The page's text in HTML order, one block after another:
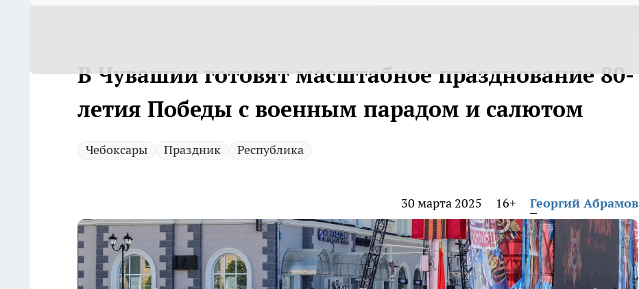
В Чувашии готовят масштабное празднование 80-
летия Победы с военным парадом и салютом
Чебоксары Праздник Республика
30 марта 2025 16+ Георгий Абрамов